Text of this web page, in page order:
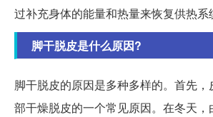
过补充身体的能量和热量来恢复供热系
脚干脱皮是什么原因?
脚干脱皮的原因是多种多样的。首先
部干燥脱皮的一个常见原因。在冬天，